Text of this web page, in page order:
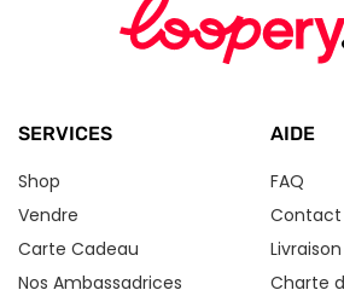
SERVICES
Shop
Vendre
Carte Cadeau
Nos Ambassadrices
AIDE
FAQ
Contact
Charte